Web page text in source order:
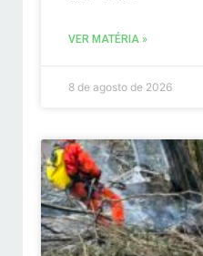
VER MATÉRIA »
8 de agosto de 2026